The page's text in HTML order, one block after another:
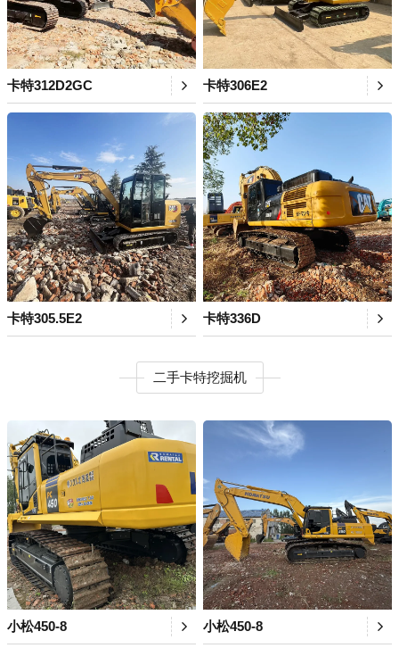
卡特312D2GC 卡特306E2
卡特305.5E2 卡特336D
二手卡特挖掘机
小松450-8 小松450-8